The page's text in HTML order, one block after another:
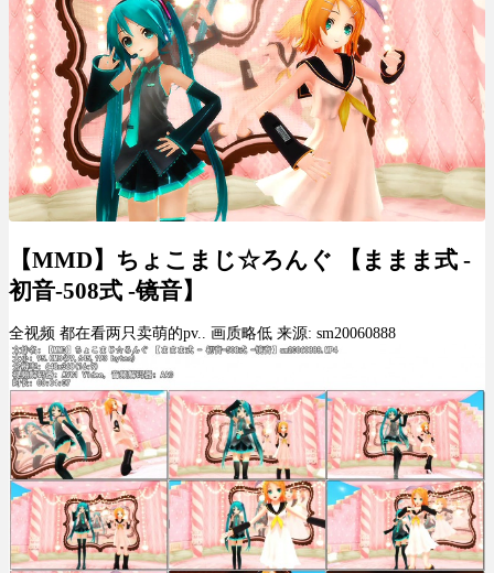
【MMD】ちょこまじ☆ろんぐ 【ままま式 -
初音-508式 -镜音】
全视频 都在看两只卖萌的pv.. 画质略低 来源: sm20060888